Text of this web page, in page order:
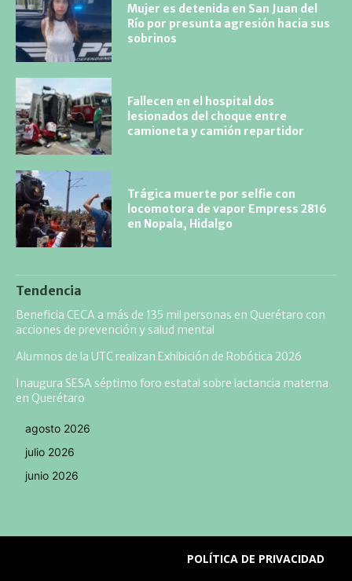
Mujer es detenida en San Juan del
Río por presunta agresión hacia sus
sobrinos
Fallecen en el hospital dos
lesionados del choque entre
camioneta y camión repartidor
Trágica muerte por selfie con
locomotora de vapor Empress 2816
en Nopala, Hidalgo
Tendencia
Beneficia CECA a más de 135 mil personas en Querétaro con
acciones de prevención y salud mental
Alumnos de la UTC realizan Exhibición de Robótica 2026
Inaugura SESA séptimo foro estatal sobre lactancia materna
en Querétaro
agosto 2026
julio 2026
junio 2026
POLÍTICA DE PRIVACIDAD